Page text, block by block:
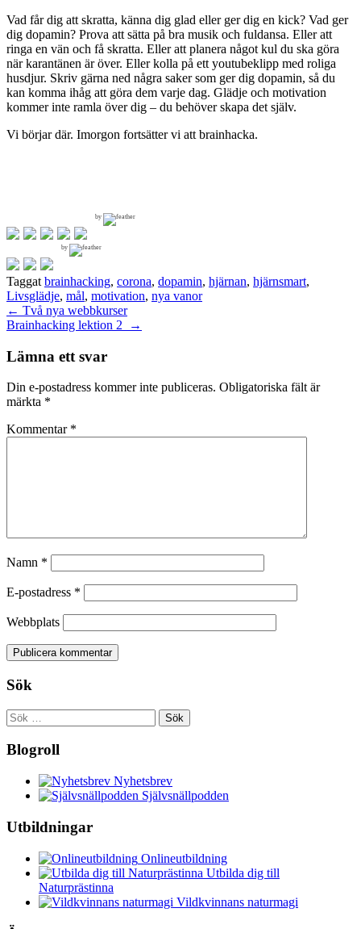
Vad får dig att skratta, känna dig glad eller ger dig en kick? Vad ger
dig dopamin? Prova att sätta på bra musik och fuldansa. Eller att
ringa en vän och få skratta. Eller att planera något kul du ska göra
när karantänen är över. Eller kolla på ett youtubeklipp med roliga
husdjur. Skriv gärna ned några saker som ger dig dopamin, så du
kan komma ihåg att göra dem varje dag. Glädje och motivation
kommer inte ramla över dig – du behöver skapa det själv.
Vi börjar där. Imorgon fortsätter vi att brainhacka.
by
by
Taggat brainhacking, corona, dopamin, hjärnan, hjärnsmart,
Livsglädje, mål, motivation, nya vanor
Inläggsnavigering
← Två nya webbkurser
Brainhacking lektion 2
→
Lämna ett svar
Din e-postadress kommer inte publiceras. Obligatoriska fält är
märkta *
Kommentar *
Namn *
E-postadress *
Webbplats
Sök
Sök
efter:
Blogroll
Nyhetsbrev
Självsnällpodden
Utbildningar
Onlineutbildning
Utbilda dig till
Naturprästinna
Vildkvinnans naturmagi